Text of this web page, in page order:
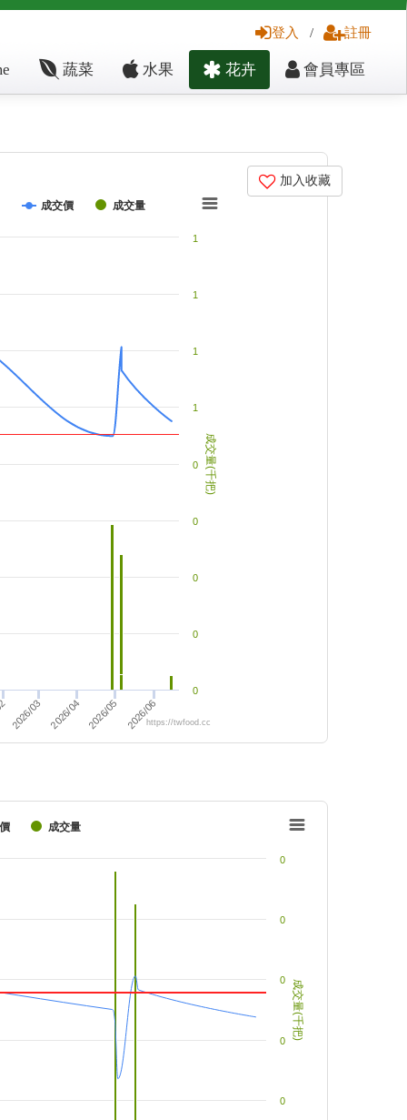
登入 / 註冊
蔬菜 水果 花卉 會員專區
加入收藏
成交量(千把)
成交價 成交量
2026/03 2026/04 2026/05 2026/06
0
0
0
0
0
1
1
1
1
https://twfood.cc
成交量(千把)
成交量
0
0
0
0
0